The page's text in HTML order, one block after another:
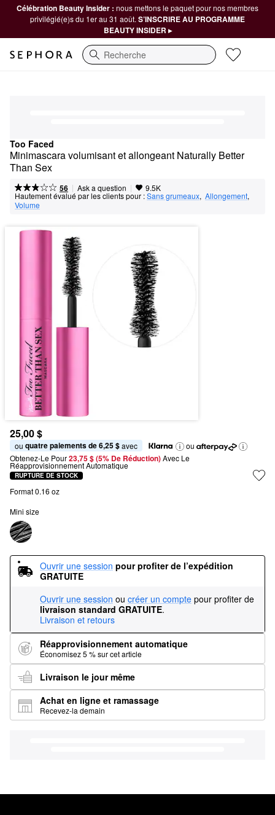
Célébration Beauty Insider : nous mettons le paquet pour nos membres
privilégié(e)s du 1er au 31 août. S’INSCRIRE AU PROGRAMME
BEAUTY INSIDER ▸
Recherche
Too Faced
Minimascara volumisant et allongeant Naturally Better
Than Sex
56 | Ask a question | 9.5K
Hautement évalué par les clients pour :Sans grumeaux, Allongement,
Volume
25,00 $
ou quatre paiements de 6,25 $ avec
ou
Obtenez-Le Pour23,75 $ (5% De Réduction) Avec Le
Réapprovisionnement Automatique
RUPTURE DE STOCK
Format 0.16 oz
Mini size
Ouvrir une session pour profiter de l’expédition
GRATUITE
Ouvrir une session ou créer un compte pour profiter de
livraison standard GRATUITE.
Livraison et retours
Réapprovisionnement automatique
Économisez 5 % sur cet article
Livraison le jour même
Achat en ligne et ramassage
Recevez-la demain